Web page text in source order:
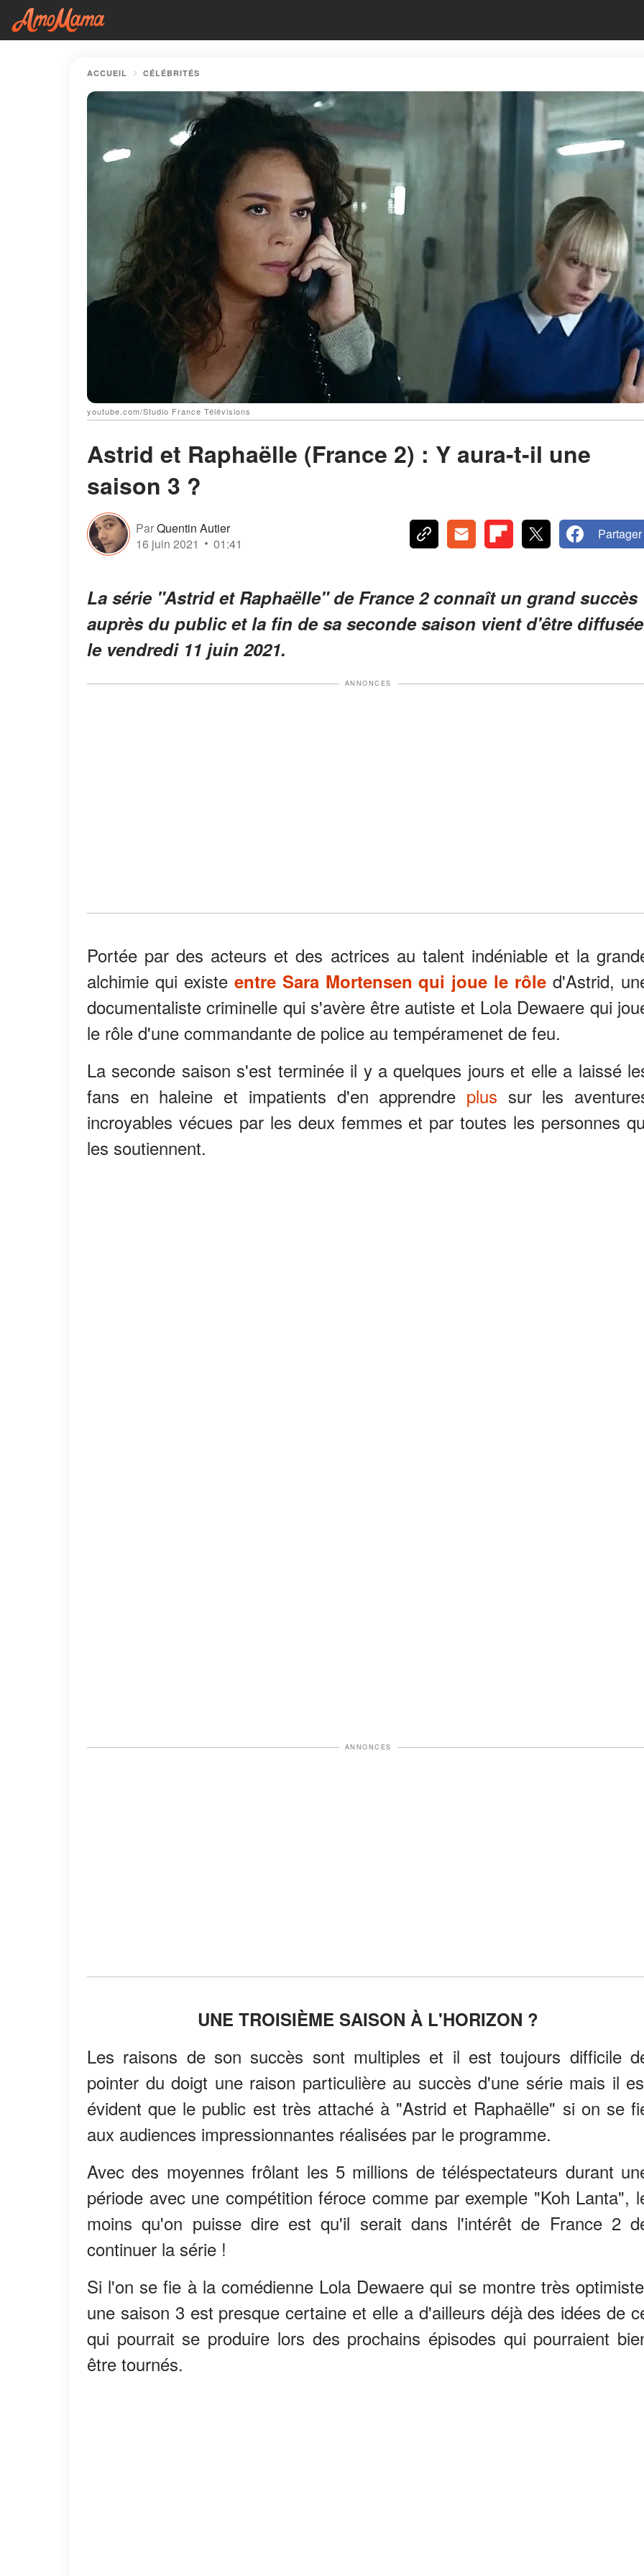
ACCUEIL CÉLÉBRITÉS
youtube.com/Studio France Télévisions
Astrid et Raphaëlle (France 2) : Y aura-t-il une
saison 3 ?
ParQuentin Autier
16 juin 2021
01:41
Partager
La série "Astrid et Raphaëlle" de France 2 connaît un grand succès
auprès du public et la fin de sa seconde saison vient d'être diffusée
le vendredi 11 juin 2021.
ANNONCES
Portée par des acteurs et des actrices au talent indéniable et la
alchimie qui existe entre Sara Mortensen qui joue le rôle d'Astrid,
documentaliste criminelle qui s'avère être autiste et Lola Dewaere qui
le rôle d'une commandante de police au tempéramenet de feu.
La seconde saison s'est terminée il y a quelques jours et elle a laissé
fans en haleine et impatients d'en apprendre plus sur les
incroyables vécues par les deux femmes et par toutes les personnes
les soutiennent.
ANNONCES
UNE TROISIÈME SAISON À L'HORIZON ?
Les raisons de son succès sont multiples et il est toujours difficile
pointer du doigt une raison particulière au succès d'une série mais il
évident que le public est très attaché à "Astrid et Raphaëlle" si on se
aux audiences impressionnantes réalisées par le programme.
Avec des moyennes frôlant les 5 millions de téléspectateurs durant
période avec une compétition féroce comme par exemple "Koh Lanta",
moins qu'on puisse dire est qu'il serait dans l'intérêt de France 2
continuer la série !
Si l'on se fie à la comédienne Lola Dewaere qui se montre très
une saison 3 est presque certaine et elle a d'ailleurs déjà des idées de
qui pourrait se produire lors des prochains épisodes qui pourraient
être tournés.